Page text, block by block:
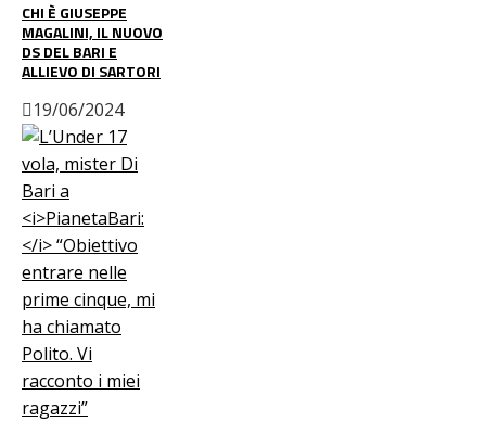
CHI È GIUSEPPE
MAGALINI, IL NUOVO
DS DEL BARI E
ALLIEVO DI SARTORI
19/06/2024